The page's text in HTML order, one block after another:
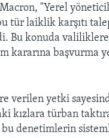
"Yerel
tür laiklik karşıtı
Bu konuda
kararına başvurma
verilen yetki
kızlara türban
denetimlerin